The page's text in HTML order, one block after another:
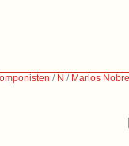
/ N / Marlos